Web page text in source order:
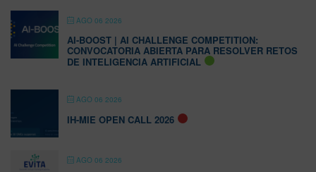
AGO 06 2026
AI-BOOST | AI CHALLENGE COMPETITION:
CONVOCATORIA ABIERTA PARA RESOLVER RETOS
DE INTELIGENCIA ARTIFICIAL
AGO 06 2026
IH-MIE OPEN CALL 2026
AGO 06 2026